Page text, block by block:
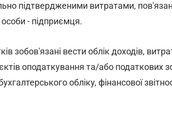
підтвердженими витратами,
особи - підприємця.
зобов'язані вести облік доходів,
оподаткування та/або податкових
обліку, фінансової